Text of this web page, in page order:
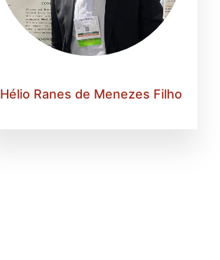
Hélio Ranes de Menezes Filho